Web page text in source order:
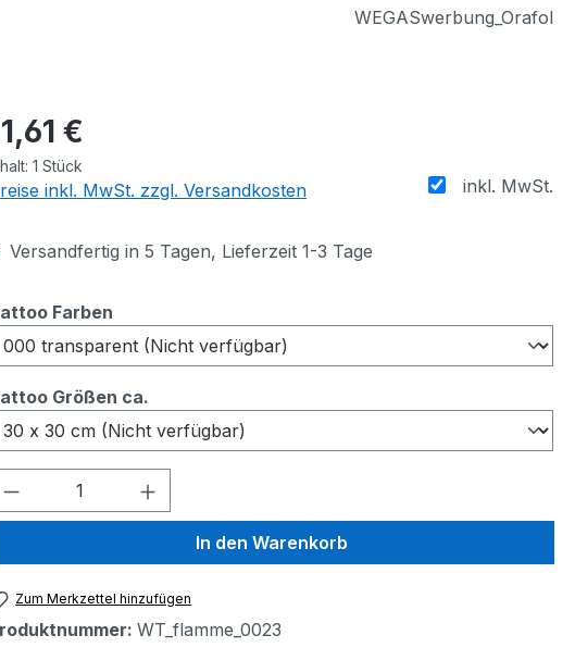
WEGASwerbung_Orafol
€
1 Stück
inkl. MwSt.
inkl. MwSt. zzgl. Versandkosten
Versandfertig in 5 Tagen, Lieferzeit 1-3 Tage
Farben
Größen ca.
Produkt Anzahl: Gib den gewünschten Wert
In den Warenkorb
Zum Merkzettel hinzufügen
WT_flamme_0023